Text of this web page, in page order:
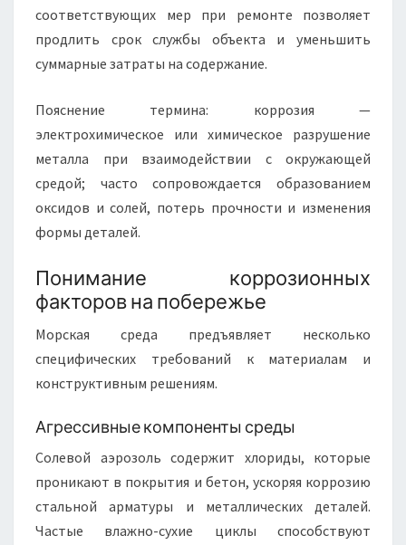
соответствующих мер при ремонте позволяет
продлить срок службы объекта и уменьшить
суммарные затраты на содержание.
Пояснение термина: коррозия —
электрохимическое или химическое разрушение
металла при взаимодействии с окружающей
средой; часто сопровождается образованием
оксидов и солей, потерь прочности и изменения
формы деталей.
Понимание коррозионных
факторов на побережье
Морская среда предъявляет несколько
специфических требований к материалам и
конструктивным решениям.
Агрессивные компоненты среды
Солевой аэрозоль содержит хлориды, которые
проникают в покрытия и бетон, ускоряя коррозию
стальной арматуры и металлических деталей.
Частые влажно-сухие циклы способствуют